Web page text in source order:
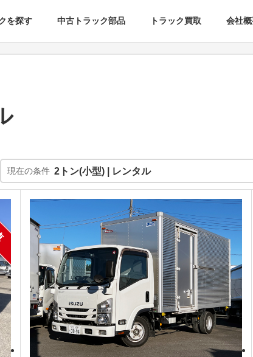
を探す 中古トラック部品 トラック買取 会社
現在の条件 2トン(小型) | レンタル